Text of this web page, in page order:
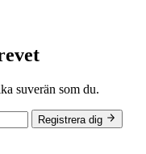
suverän som du.
Registrera dig